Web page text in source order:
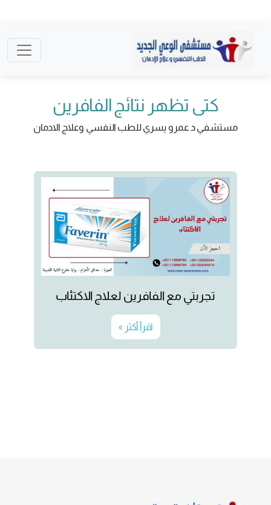
كتى تظهر نتائج الفافرين
مستشفي د عمرو يسري للطب النفسي وعلاج الادمان
تجربتي مع الفافرين لعلاج الاكتئاب
اقرأ أكثر »